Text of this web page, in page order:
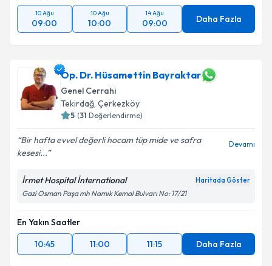
10 Ağu
09:00
10 Ağu
10:00
14 Ağu
09:00 Daha Fazla
Op. Dr. Hüsamettin Bayraktar
Genel Cerrahi
Tekirdağ, Çerkezköy
5 (31 Değerlendirme)
Bir hafta evvel değerli hocam tüp mide ve safra
kesesi...
Devamı
İrmet Hospital İnternational Haritada Göster
Gazi Osman Paşa mh Namık Kemal Bulvarı No: 17/21
En Yakın Saatler
10:45
11:00 11:15 Daha Fazla